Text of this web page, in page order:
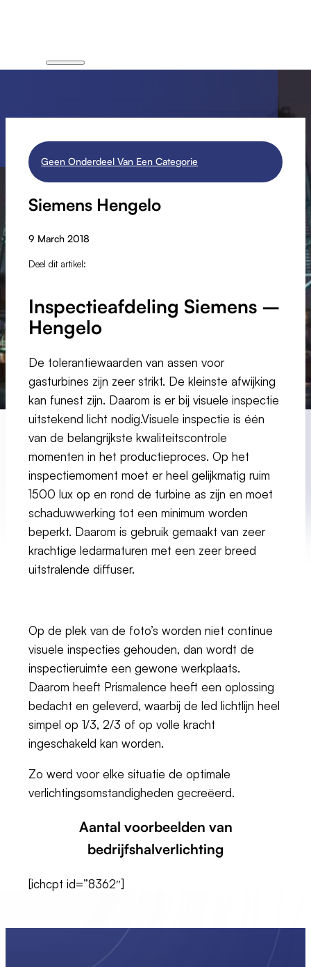
Geen Onderdeel Van Een Categorie
Siemens Hengelo
9 March 2018
Deel dit artikel:
Inspectieafdeling Siemens –
Hengelo
De tolerantiewaarden van assen voor
gasturbines zijn zeer strikt. De kleinste afwijking
kan funest zijn. Daarom is er bij visuele inspectie
uitstekend licht nodig.Visuele inspectie is één
van de belangrijkste kwaliteitscontrole
momenten in het productieproces. Op het
inspectiemoment moet er heel gelijkmatig ruim
1500 lux op en rond de turbine as zijn en moet
schaduwwerking tot een minimum worden
beperkt. Daarom is gebruik gemaakt van zeer
krachtige ledarmaturen met een zeer breed
uitstralende diffuser.
Op de plek van de foto’s worden niet continue
visuele inspecties gehouden, dan wordt de
inspectieruimte een gewone werkplaats.
Daarom heeft Prismalence heeft een oplossing
bedacht en geleverd, waarbij de led lichtlijn heel
simpel op 1/3, 2/3 of op volle kracht
ingeschakeld kan worden.
Zo werd voor elke situatie de optimale
verlichtingsomstandigheden gecreëerd.
Aantal voorbeelden van
bedrijfshalverlichting
[ichcpt id=”8362″]